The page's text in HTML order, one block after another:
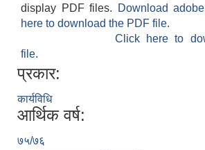
display PDF files.
Download
here to download the PDF file.
Click here to
file.
प्रकार:
कार्यविधि
आर्थिक वर्ष:
७५/७६